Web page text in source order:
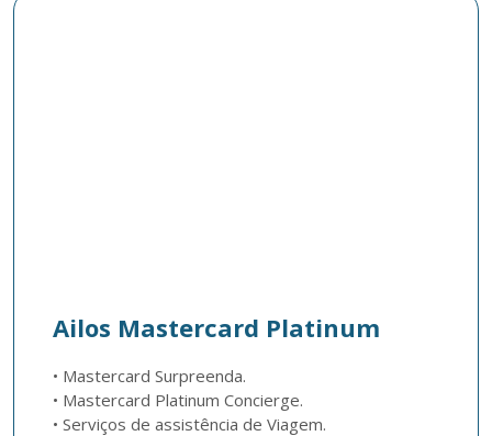
Ailos Mastercard Platinum
• Mastercard Surpreenda.
• Mastercard Platinum Concierge.
• Serviços de assistência de Viagem.